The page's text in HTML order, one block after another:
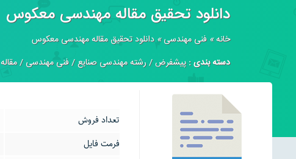
دانلود تحقیق مقاله مهندسی معکوس
خانه» فنی مهندسی» دانلود تحقیق مقاله مهندسی معکوس
دسته بندی :پیشفرض/رشته مهندسی صنایع/فنی مهندسی/مقاله
تعداد فروش
فرمت فایل